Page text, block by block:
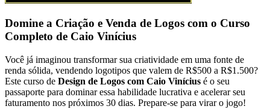
Domine a Criação e Venda de Logos com o Curso
Completo de Caio Vinícius
Você já imaginou transformar sua criatividade em uma fonte de
renda sólida, vendendo logotipos que valem de R$500 a R$1.500?
Este curso de Design de Logos com Caio Vinícius é o seu
passaporte para dominar essa habilidade lucrativa e acelerar seu
faturamento nos próximos 30 dias. Prepare-se para virar o jogo!